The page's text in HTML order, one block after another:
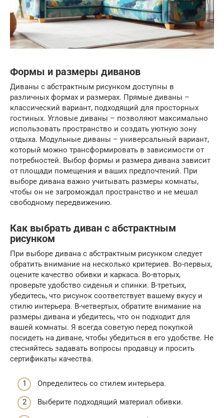
Формы и размеры диванов
Диваны с абстрактным рисунком доступны в
различных формах и размерах. Прямые диваны –
классический вариант, подходящий для просторных
гостиных. Угловые диваны – позволяют максимально
использовать пространство и создать уютную зону
отдыха. Модульные диваны – универсальный вариант,
который можно трансформировать в зависимости от
потребностей. Выбор формы и размера дивана зависит
от площади помещения и ваших предпочтений. При
выборе дивана важно учитывать размеры комнаты,
чтобы он не загромождал пространство и не мешал
свободному передвижению.
Как выбрать диван с абстрактным
рисунком
При выборе дивана с абстрактным рисунком следует
обратить внимание на несколько критериев. Во-первых,
оцените качество обивки и каркаса. Во-вторых,
проверьте удобство сиденья и спинки. В-третьих,
убедитесь, что рисунок соответствует вашему вкусу и
стилю интерьера. В-четвертых, обратите внимание на
размеры дивана и убедитесь, что он подходит для
вашей комнаты. Я всегда советую перед покупкой
посидеть на диване, чтобы убедиться в его удобстве. Не
стесняйтесь задавать вопросы продавцу и просить
сертификаты качества.
Определитесь со стилем интерьера.
Выберите подходящий материал обивки.